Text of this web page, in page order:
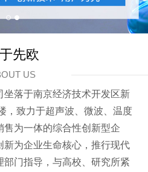
先欧
US
落于南京经济技术开发区新
，致力于超声波、微波、温度
为一体的综合性创新型企
新为企业生命核心，推行现代
门指导，与高校、研究所紧